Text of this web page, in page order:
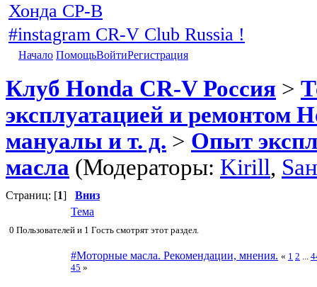
Хонда СР-В
#instagram CR-V Club Russia !
Начало ПомощьВойтиРегистрация
Клуб Honda CR-V Россия >
эксплуатацией и ремонтом
мануалы и т. д. > Опыт
масла (Модераторы: Kirill,
Страниц: [1] Вниз
Тема
0 Пользователей и 1 Гость смотрят этот раздел.
#Моторные масла. Рекомендации, мнения. « 1 2
45 »